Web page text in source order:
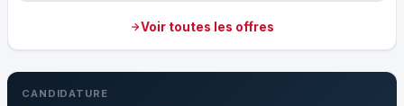
Voir toutes les offres
CANDIDATURE